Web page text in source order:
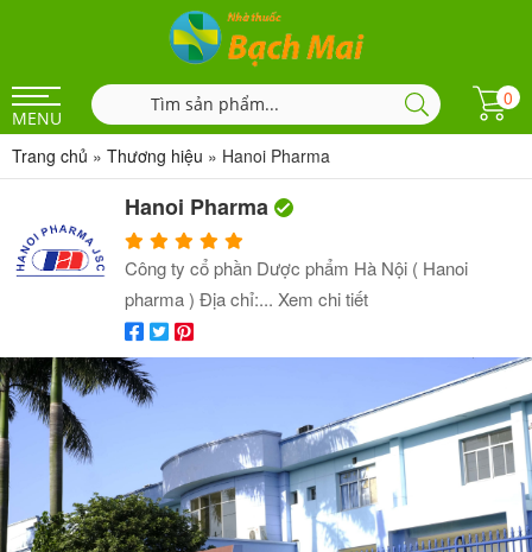
MENU
0
Trang chủ » Thương hiệu » Hanoi Pharma
Hanoi Pharma
Công ty cổ phần Dược phẩm Hà Nội ( Hanoi
pharma ) Địa chỉ:... Xem chi tiết